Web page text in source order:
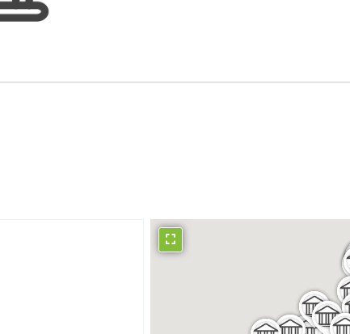
Asterousia